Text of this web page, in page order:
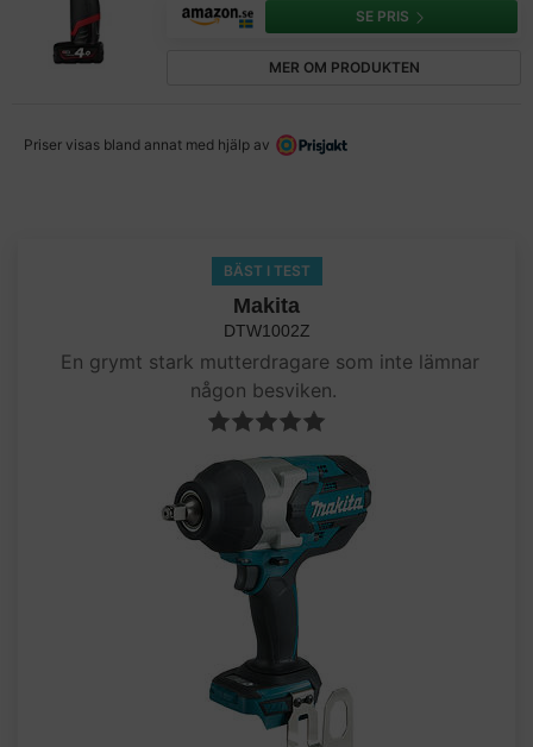
SE PRIS
MER OM PRODUKTEN
Priser visas bland annat med hjälp av
BÄST I TEST
Makita
DTW1002Z
En grymt stark mutterdragare som inte lämnar
någon besviken.